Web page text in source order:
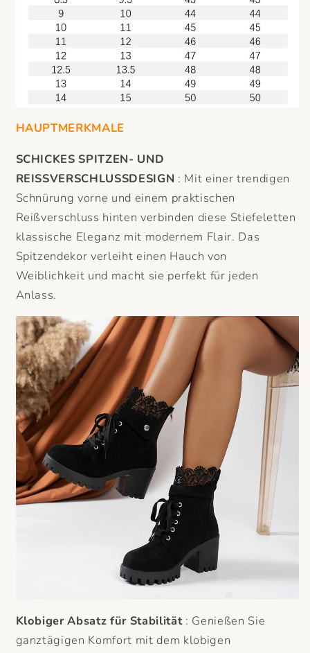
HAUPTMERKMALE
SCHICKES SPITZEN- UND
REISSVERSCHLUSSDESIGN : Mit einer trendigen
Schnürung vorne und einem praktischen
Reißverschluss hinten verbinden diese Stiefeletten
klassische Eleganz mit modernem Flair. Das
Spitzendekor verleiht einen Hauch von
Weiblichkeit und macht sie perfekt für jeden
Anlass.
Klobiger Absatz für Stabilität: Genießen Sie
ganztägigen Komfort mit dem klobigen